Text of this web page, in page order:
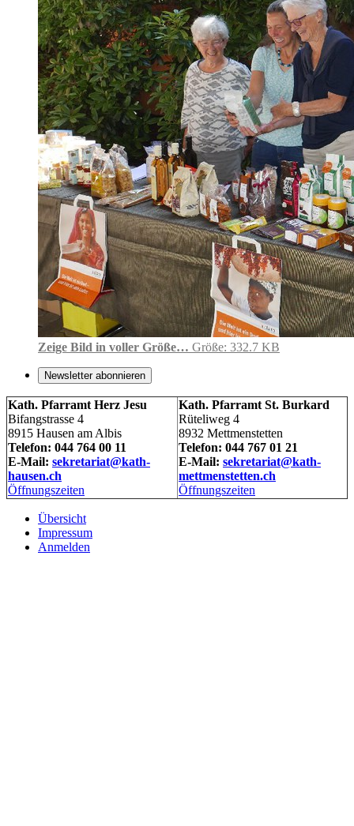
Zeige Bild in voller Größe… Größe: 332.7 KB
Newsletter abonnieren
Kath. Pfarramt Herz Jesu
Bifangstrasse 4
8915 Hausen am Albis
Telefon: 044 764 00 11
E-Mail: sekretariat@kath-
hausen.ch
Öffnungszeiten
Kath. Pfarramt St. Burkard
Rüteliweg 4
8932 Mettmenstetten
Telefon: 044 767 01 21
E-Mail: sekretariat@kath-
mettmenstetten.ch
Öffnungszeiten
Übersicht
Impressum
Anmelden